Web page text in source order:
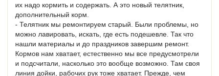
их надо кормить и содержать. А это новый телятник,
дополнительный корм.
- Телятник мы ремонтируем старый. Были проблемы, но
можно лавировать, искать, где есть подешевле. Так что
нашли материалы и до праздников завершим ремонт.
Кормов нам хватает, естественно мы все предусмотрели
и подсчитали, насколько это вообще возможно. Там своя
линия дойки, рабочих рук тоже хватает. Прежде, чем